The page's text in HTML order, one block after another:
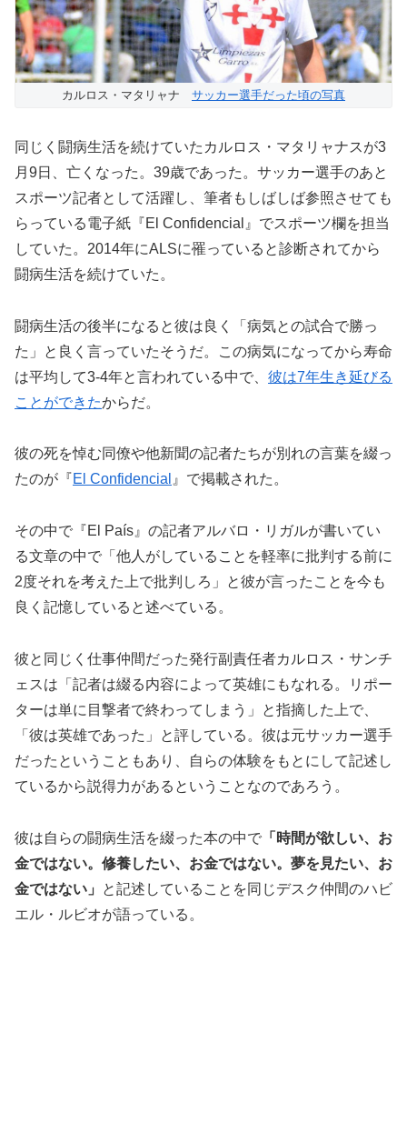
カルロス・マタリャナ サッカー選手だった頃の写真
同じく闘病生活を続けていたカルロス・マタリャナスが3
月9日、亡くなった。39歳であった。サッカー選手のあと
スポーツ記者として活躍し、筆者もしばしば参照させても
らっている電子紙『El Confidencial』でスポーツ欄を担当
していた。2014年にALSに罹っていると診断されてから
闘病生活を続けていた。
闘病生活の後半になると彼は良く「病気との試合で勝っ
た」と良く言っていたそうだ。この病気になってから寿命
は平均して3-4年と言われている中で、 彼は7年生き延びる
ことができたからだ。
彼の死を悼む同僚や他新聞の記者たちが別れの言葉を綴っ
たのが『El Confidencial 』で掲載された。
その中で『El País』の記者アルバロ・リガルが書いてい
る文章の中で「他人がしていることを軽率に批判する前に
2度それを考えた上で批判しろ」と彼が言ったことを今も
良く記憶していると述べている。
彼と同じく仕事仲間だった発行副責任者カルロス・サンチ
ェスは「記者は綴る内容によって英雄にもなれる。リポー
ターは単に目撃者で終わってしまう」と指摘した上で、
「彼は英雄であった」と評している。彼は元サッカー選手
だったということもあり、自らの体験をもとにして記述し
ているから説得力があるということなのであろう。
彼は自らの闘病生活を綴った本の中で 「時間が欲しい、お
金ではない。修養したい、お金ではない。夢を見たい、お
金ではない」
と記述していることを同じデスク仲間のハビ
エル・ルビオが語っている。